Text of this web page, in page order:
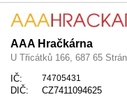
AAA Hračkárna
U Třicátků 166, 687 65
IČ:
74705431
DIČ:
CZ7411094625